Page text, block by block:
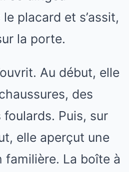
placard et s’assit,
la porte.
Au début, elle
des
foulards. Puis, sur
elle aperçut une
La boîte à